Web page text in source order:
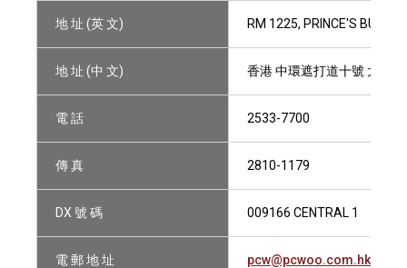
地 址 (英 文) RM 1225, PRINCE'S
地 址 (中 文) 香港 中環遮打道十號 太子
電 話 2533-7700
傳 真 2810-1179
DX 號 碼 009166 CENTRAL 1
電 郵 地 址 pcw@pcwoo.com.hk